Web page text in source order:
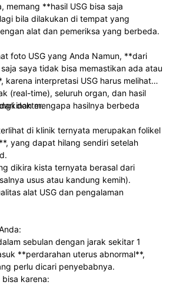
memang **hasil USG bisa saja
bila dilakukan di tempat yang
alat dan pemeriksa yang berbeda.
foto USG yang Anda Namun, **dari
saya tidak bisa memastikan ada atau
karena interpretasi USG harus melihat
(real-time), seluruh organ, dan hasil
dokter.mengapa hasilnya berbeda
di klinik ternyata merupakan folikel
yang dapat hilang sendiri setelah
dikira kista ternyata berasal dari
usus atau kandung kemih).
alat USG dan pengalaman
sebulan dengan jarak sekitar 1
**perdarahan uterus abnormal**,
perlu dicari penyebabnya.
karena: